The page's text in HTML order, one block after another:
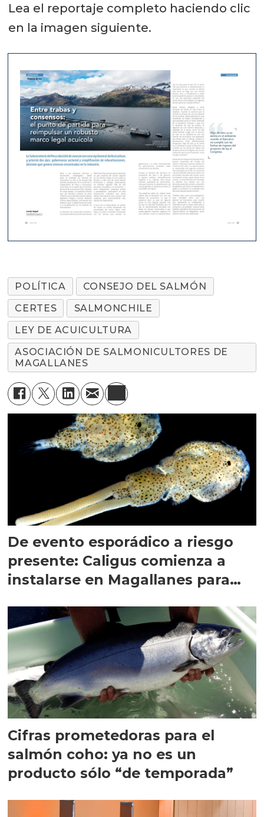
Lea el reportaje completo haciendo clic
en la imagen siguiente.
POLÍTICA
CONSEJO DEL SALMÓN
CERTES
SALMONCHILE
LEY DE ACUICULTURA
ASOCIACIÓN DE SALMONICULTORES DE
MAGALLANES
De evento esporádico a riesgo
presente: Caligus comienza a
instalarse en Magallanes para
Cifras prometedoras para el
salmón coho: ya no es un
producto sólo “de temporada”